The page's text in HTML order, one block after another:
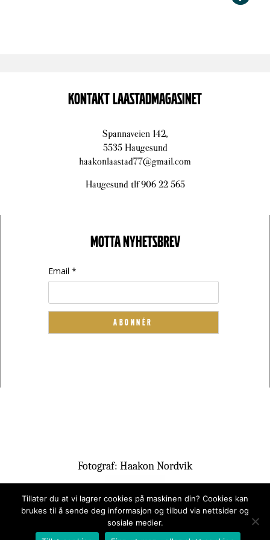
KONTAKT LAASTADMAGASINET
Spannaveien 142,
5535 Haugesund
haakonlaastad77@gmail.com
Haugesund tlf 906 22 565
MOTTA NYHETSBREV
Email *
Fotograf: Haakon Nordvik
Tillater du at vi lagrer cookies på maskinen din? Cookies kan
brukes til å sende deg informasjon og tilbud via nettsider og
sosiale medier.